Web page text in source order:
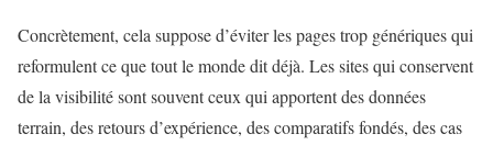
Concrètement, cela suppose d’éviter les pages trop génériques qui
reformulent ce que tout le monde dit déjà. Les sites qui conservent
de la visibilité sont souvent ceux qui apportent des données
terrain, des retours d’expérience, des comparatifs fondés, des cas